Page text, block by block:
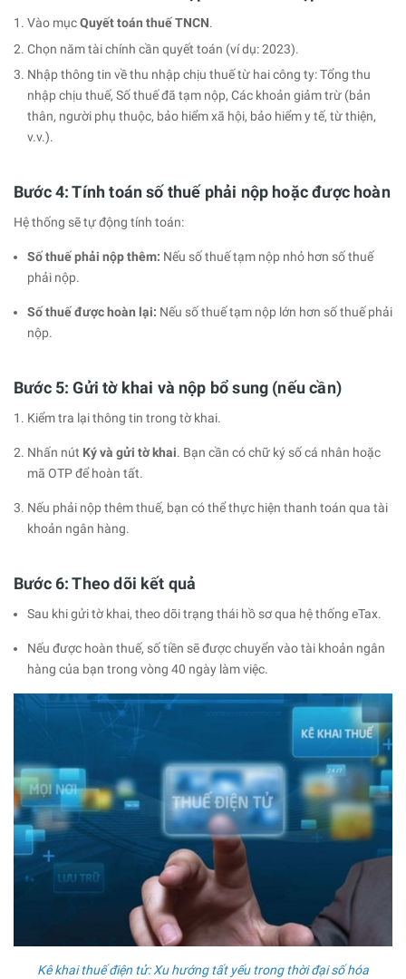
Vào mụcQuyết toán thuế TNCN.
Chọn năm tài chính cần quyết toán (ví dụ: 2023).
Nhập thông tin về thu nhập chịu thuế từ hai công ty: Tổng thu
nhập chịu thuế, Số thuế đã tạm nộp, Các khoản giảm trừ (bản
thân, người phụ thuộc, bảo hiểm xã hội, bảo hiểm y tế, từ thiện,
v.v.).
Bước 4: Tính toán số thuế phải nộp hoặc được hoàn
Hệ thống sẽ tự động tính toán:
Số thuế phải nộp thêm: Nếu số thuế tạm nộp nhỏ hơn số thuế
phải nộp.
Số thuế được hoàn lại: Nếu số thuế tạm nộp lớn hơn số thuế phải
nộp.
Bước 5: Gửi tờ khai và nộp bổ sung (nếu cần)
Kiểm tra lại thông tin trong tờ khai.
Nhấn nút Ký và gửi tờ khai. Bạn cần có chữ ký số cá nhân hoặc
mã OTP để hoàn tất.
Nếu phải nộp thêm thuế, bạn có thể thực hiện thanh toán qua tài
khoản ngân hàng.
Bước 6: Theo dõi kết quả
Sau khi gửi tờ khai, theo dõi trạng thái hồ sơ qua hệ thống eTax.
Nếu được hoàn thuế, số tiền sẽ được chuyển vào tài khoản ngân
hàng của bạn trong vòng 40 ngày làm việc.
Kê khai thuế điện tử: Xu hướng tất yếu trong thời đại số hóa